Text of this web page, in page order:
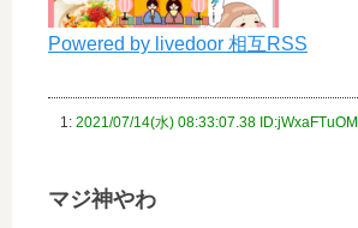
Powered by livedoor 相互RSS
1: 2021/07/14(水) 08:33:07.38 ID:jWxaFTuOM
マジ神やわ